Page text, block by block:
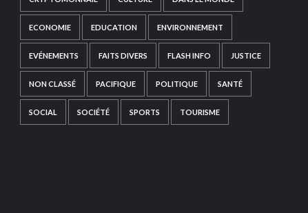
ECONOMIE EDUCATION ENVIRONNEMENT
EVÉNEMENTS FAITS DIVERS FLASH INFO JUSTICE
NON CLASSÉ PACIFIQUE POLITIQUE SANTÉ
SOCIAL SOCIÉTÉ SPORTS TOURISME